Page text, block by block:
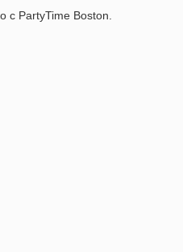
с PartyTime Boston.